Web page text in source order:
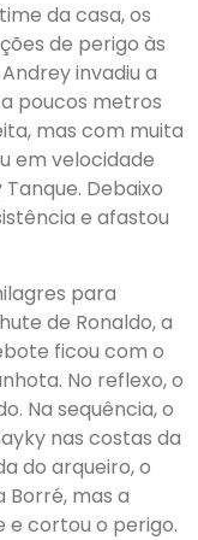
da casa, os
de perigo às
invadiu a
poucos metros
mas com muita
em velocidade
Debaixo
e afastou
para
de Ronaldo, a
ficou com o
No reflexo, o
Na sequência, o
nas costas da
do arqueiro, o
mas a
cortou o perigo.